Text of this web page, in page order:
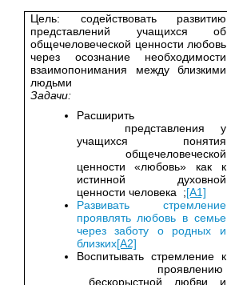
Цель:
содействовать развитию
представлений учащихся об
общечеловеческой ценности любовь
через осознание необходимости
взаимопонимания между близкими
людьми
Задачи:
Расширить
представления у
учащихся понятия
общечеловеческой
ценности «любовь» как к
истинной духовной
ценности человека ;[A1]
Развивать стремление
проявлять любовь в семье
через заботу о родных и
близких[A2]
Воспитывать стремление к
проявлению
бескорыстной любви и